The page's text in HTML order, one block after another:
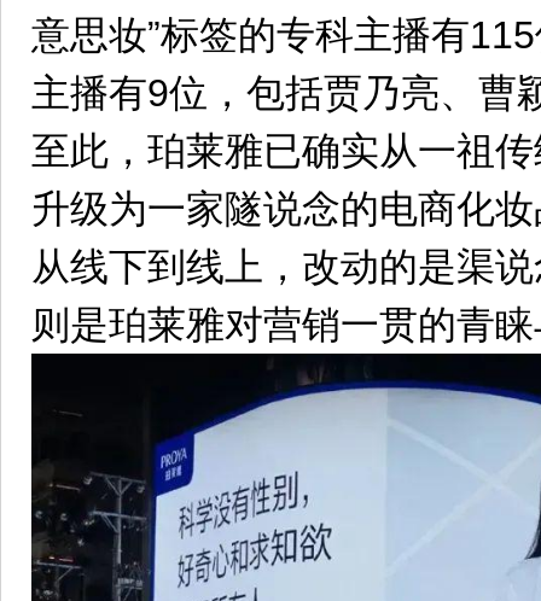
意思妆”标签的专科主播有
主播有9位，包括贾乃亮、曹
至此，珀莱雅已确实从一祖
升级为一家隧说念的电商化
从线下到线上，改动的是渠
则是珀莱雅对营销一贯的青